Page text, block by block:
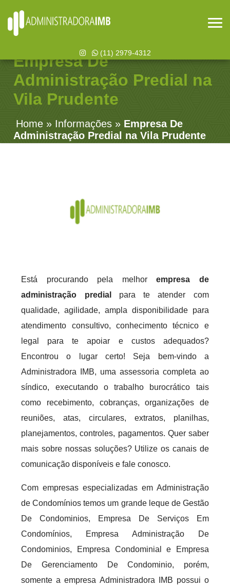
(11) 2979-4312
Empresa De
Administração Predial na
Vila Prudente
Home » Informações » Empresa De
Administração Predial na Vila Prudente
Está procurando pela melhorempresa de
administração predial
para te atender com
qualidade, agilidade, ampla disponibilidade para
atendimento consultivo, conhecimento técnico e
legal para te apoiar e custos adequados?
Encontrou o lugar certo! Seja bem-vindo a
Administradora IMB, uma assessoria completa ao
síndico, executando o trabalho burocrático tais
como recebimento, cobranças, organizações de
reuniões, atas, circulares, extratos, planilhas,
planejamentos, controles, pagamentos. Quer saber
mais sobre nossas soluções? Utilize os canais de
comunicação disponíveis e fale conosco.
Com empresas especializadas em Administração
de Condomínios temos um grande leque de Gestão
De Condominios, Empresa De Serviços Em
Condomínios, Empresa Administração De
Condominios, Empresa Condominial e Empresa
De Gerenciamento De Condominio, porém,
somente a empresa Administradora IMB possui o